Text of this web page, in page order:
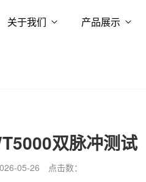
关于我们 产品展示
双脉冲测试
05-26 点击数：